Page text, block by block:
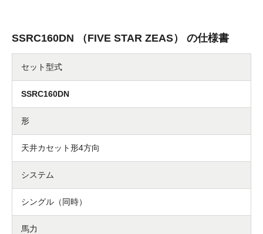
SSRC160DN （FIVE STAR ZEAS） の仕様書
セット型式
SSRC160DN
形
天井カセット形4方向
システム
シングル（同時）
馬力